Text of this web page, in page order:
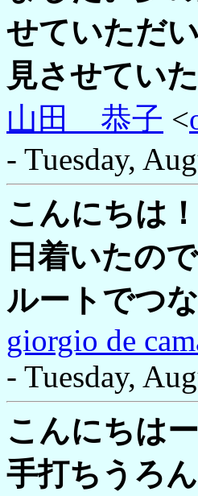
せていただ
見させてい
山田 恭子 <
- Tuesday,
こんにちは
日着いたの
ルートでつ
giorgio de
- Tuesday,
こんにちは
手打ちうろ